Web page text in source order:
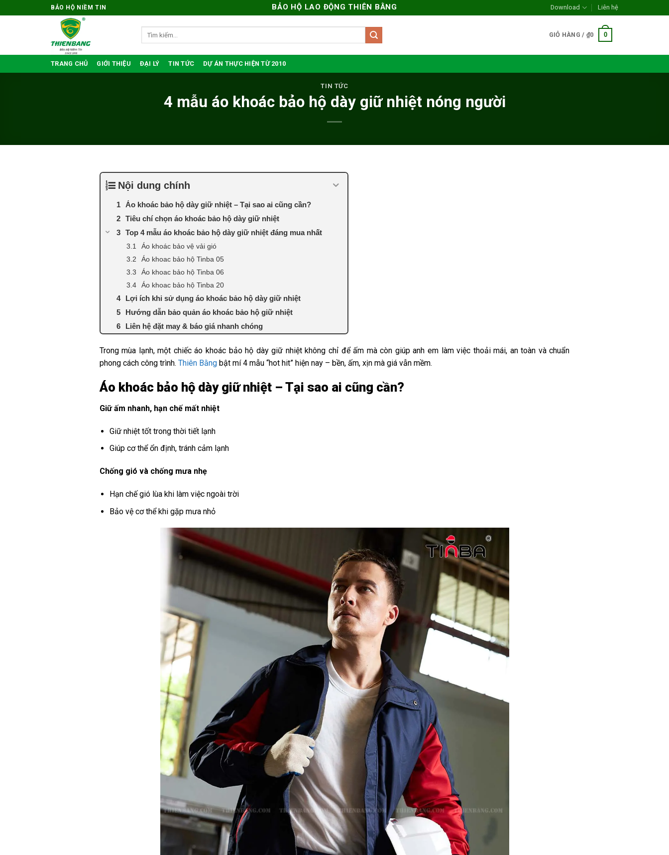
qua
BẢO HỘ NIỀM TIN BẢO HỘ LAO ĐỘNG THIÊN BẰNG Download Liên hệ
GIỎ HÀNG / ₫0 0
TRANG CHỦ GIỚI THIỆU ĐẠI LÝ TIN TỨC DỰ ÁN THỰC HIỆN TỪ 2010
TIN TỨC
4 mẫu áo khoác bảo hộ dày giữ nhiệt nóng người
Nội dung chính
Áo khoác bảo hộ dày giữ nhiệt – Tại sao ai cũng cần?
Tiêu chí chọn áo khoác bảo hộ dày giữ nhiệt
Top 4 mẫu áo khoác bảo hộ dày giữ nhiệt đáng mua nhất
Áo khoác bảo vệ vải gió
Áo khoac bảo hộ Tinba 05
Áo khoac bảo hộ Tinba 06
Áo khoac bảo hộ Tinba 20
Lợi ích khi sử dụng áo khoác bảo hộ dày giữ nhiệt
Hướng dẫn bảo quản áo khoác bảo hộ giữ nhiệt
Liên hệ đặt may & báo giá nhanh chóng
Trong mùa lạnh, một chiếc áo khoác bảo hộ dày giữ nhiệt không chỉ để ấm mà còn giúp anh em làm việc thoải mái, an toàn và chuẩn
phong cách công trình. Thiên Bằngbật mí 4 mẫu “hot hit” hiện nay – bền, ấm, xịn mà giá vẫn mềm.
Áo khoác bảo hộ dày giữ nhiệt – Tại sao ai cũng cần?
Giữ ấm nhanh, hạn chế mất nhiệt
Giữ nhiệt tốt trong thời tiết lạnh
Giúp cơ thể ổn định, tránh cảm lạnh
Chống gió và chống mưa nhẹ
Hạn chế gió lùa khi làm việc ngoài trời
Bảo vệ cơ thể khi gặp mưa nhỏ